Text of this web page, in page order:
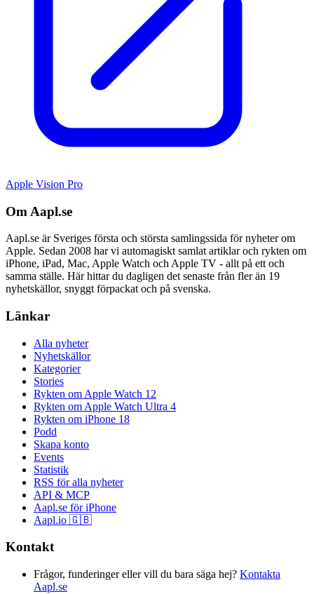
Apple Vision Pro
Om Aapl.se
Aapl.se är Sveriges första och största samlingssida för nyheter om
Apple. Sedan 2008 har vi automagiskt samlat artiklar och rykten om
iPhone, iPad, Mac, Apple Watch och Apple TV - allt på ett och
samma ställe. Här hittar du dagligen det senaste från fler än 19
nyhetskällor, snyggt förpackat och på svenska.
Länkar
Alla nyheter
Nyhetskällor
Kategorier
Stories
Rykten om Apple Watch 12
Rykten om Apple Watch Ultra 4
Rykten om iPhone 18
Podd
Skapa konto
Events
Statistik
RSS för alla nyheter
API & MCP
Aapl.se för iPhone
Aapl.io 🇬🇧
Kontakt
Frågor, funderinger eller vill du bara säga hej? Kontakta
Aapl.se